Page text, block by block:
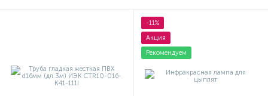
-11%
Акция
Рекомендуем